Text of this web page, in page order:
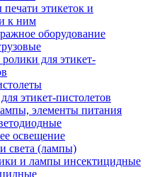
этикеток и
к ним
оборудование
для этикет-
этикет-пистолетов
элементы питания
освещение
света (лампы)
и лампы инсектицидные